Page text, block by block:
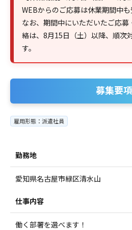
WEBからのご応募は休業期間中も
なお、期間中にいただいたご応
絡は、8月15日（土）以降、順次
す。
募集要項
雇用形態：派遣社員
勤務地
愛知県名古屋市緑区清水山
仕事内容
働く部署を選べます！